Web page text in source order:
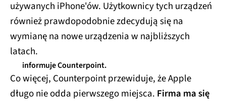
używanych iPhone'ów. Użytkownicy tych urządzeń
również prawdopodobnie zdecydują się na
wymianę na nowe urządzenia w najbliższych
latach.
informuje Counterpoint.
Co więcej, Counterpoint przewiduje, że Apple
długo nie odda pierwszego miejsca. Firma ma się